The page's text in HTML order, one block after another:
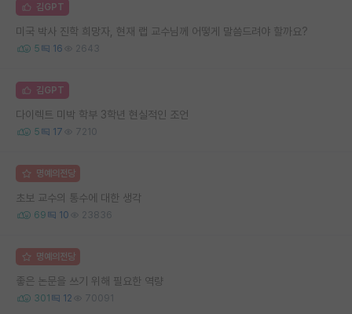
김GPT
미국 박사 진학 희망자, 현재 랩 교수님께 어떻게 말씀드려야 할까요?
5 16 2643
김GPT
다이렉트 미박 학부 3학년 현실적인 조언
5 17 7210
명예의전당
초보 교수의 통수에 대한 생각
69 10 23836
명예의전당
좋은 논문을 쓰기 위해 필요한 역량
301 12 70091